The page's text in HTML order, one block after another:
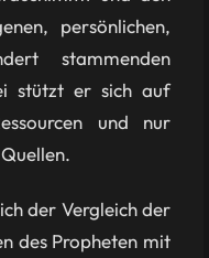
persönlichen,
stammenden
stützt er sich auf
und nur
der Vergleich der
des Propheten mit